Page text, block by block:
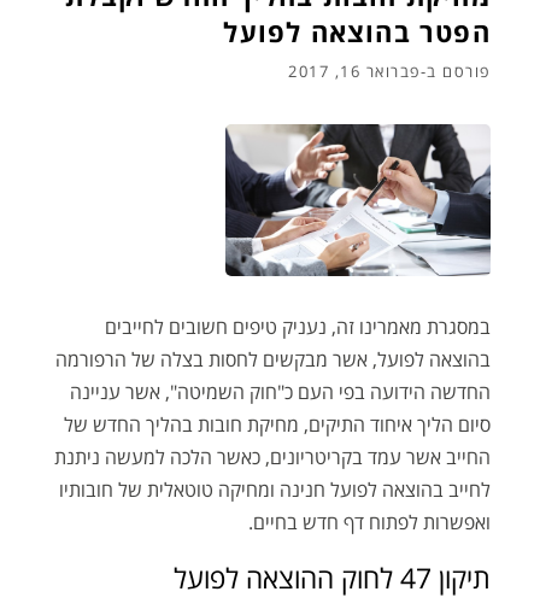
הפטר בהוצאה לפועל
פורסם ב-פברואר 16, 2017
במסגרת מאמרינו זה, נעניק טיפים חשובים לחייבים
בהוצאה לפועל, אשר מבקשים לחסות בצלה של הרפורמה
החדשה הידועה בפי העם כ"חוק השמיטה", אשר עניינה
סיום הליך איחוד התיקים, מחיקת חובות בהליך החדש של
החייב אשר עמד בקריטריונים, כאשר הלכה למעשה ניתנת
לחייב בהוצאה לפועל חנינה ומחיקה טוטאלית של חובותיו
ואפשרות לפתוח דף חדש בחיים.
תיקון 47 לחוק ההוצאה לפועל